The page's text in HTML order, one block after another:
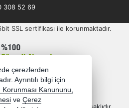
308 52 69
SSL sertifikası ile korunmaktadır.
çerezlerden
Ayrıntılı bilgi için
Korunması Kanununu,
ve Çerez